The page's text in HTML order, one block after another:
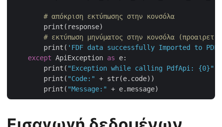
# απόκριση εκτύπωσης στην κονσόλα
        print(response)
# εκτύπωση μηνύματος στην κονσόλα
        print(
'FDF data successfully Imported to
except ApiException as e:
        print(
"Exception while calling PdfApi: {0}"
        print(
"Code:"
+ str(e.code))
        print(
"Message:"